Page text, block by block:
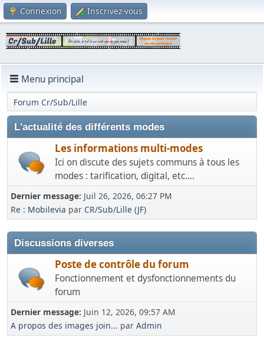
Connexion Inscrivez-vous
Menu principal
Forum Cr/Sub/Lille
L'actualité des différents modes
Les informations multi-modes
Ici on discute des sujets communs à tous les
modes : tarification, digital, etc....
Dernier message: Juil 26, 2026, 06:27 PM
Re : Mobilevia par CR/Sub/Lille (JF)
Discussions diverses
Poste de contrôle du forum
Fonctionnement et dysfonctionnements du
forum
Dernier message: Juin 12, 2026, 09:57 AM
A propos des images join... par Admin